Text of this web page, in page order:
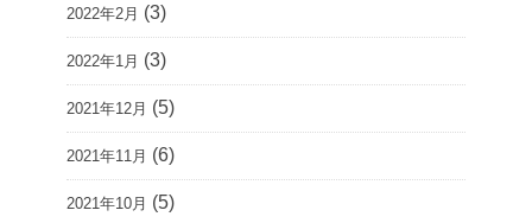
2022年2月 (3)
2022年1月 (3)
2021年12月 (5)
2021年11月 (6)
2021年10月 (5)